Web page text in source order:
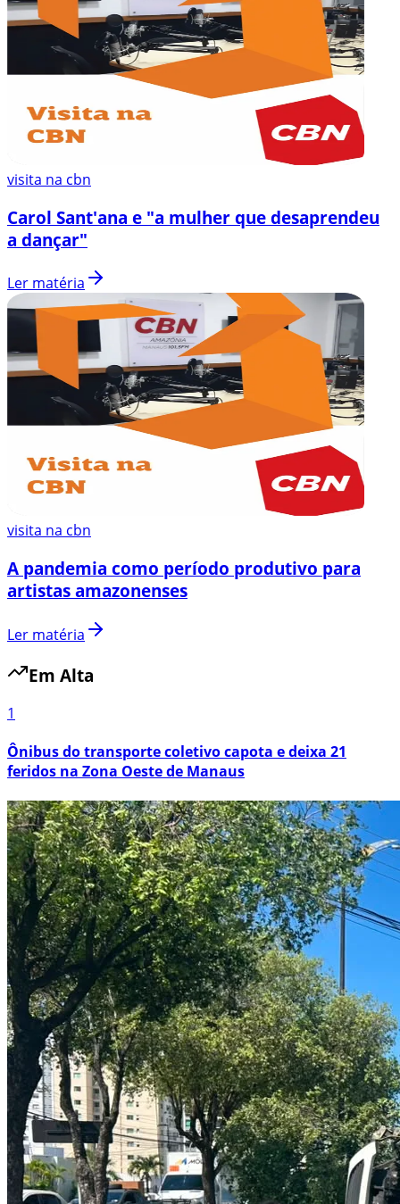
visita na cbn
Carol Sant'ana e "a mulher que desaprendeu
a dançar"
Ler matéria
visita na cbn
A pandemia como período produtivo para
artistas amazonenses
Ler matéria
Em Alta
1
Ônibus do transporte coletivo capota e deixa 21
feridos na Zona Oeste de Manaus